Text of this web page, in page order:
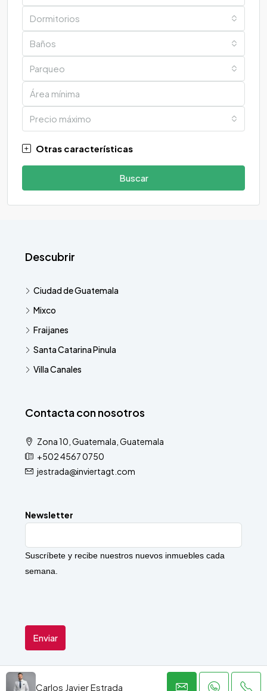
Dormitorios
Baños
Parqueo
Precio máximo
Otras características
Buscar
Carlos Javier Estrada
Descubrir
Ciudad de Guatemala
Mixco
Fraijanes
Santa Catarina Pinula
Villa Canales
Contacta con nosotros
Zona 10, Guatemala, Guatemala
+502 4567 0750
jestrada@inviertagt.com
Newsletter
Suscríbete y recibe nuestros nuevos inmuebles cada
semana.